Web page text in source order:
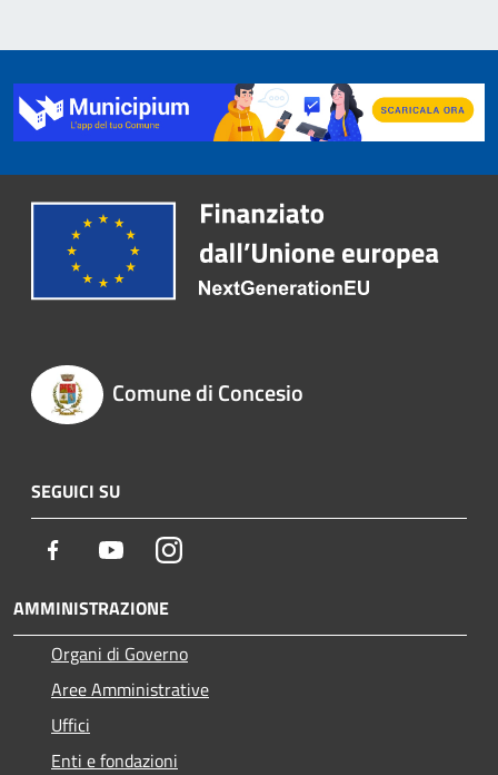
Comune di Concesio
SEGUICI SU
Facebook YoutubeInstagram
AMMINISTRAZIONE
Organi di Governo
Aree Amministrative
Uffici
Enti e fondazioni